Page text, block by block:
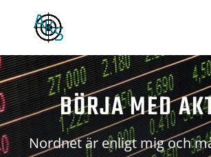
BÖRJA MED
Nordnet är enligt mig och